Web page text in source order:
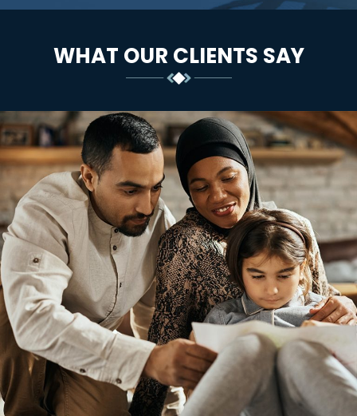
WHAT OUR CLIENTS SAY